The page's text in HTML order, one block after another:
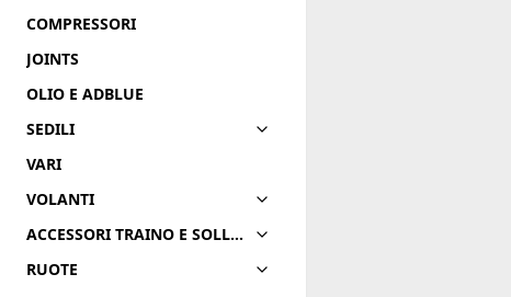
COMPRESSORI
JOINTS
OLIO E ADBLUE
SEDILI
VARI
VOLANTI
ACCESSORI TRAINO E SOLLEVAMENTO
RUOTE